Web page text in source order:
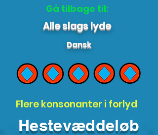
Gå tilbage til:
Alle slags lyde
Dansk
Flere konsonanter i forlyd
Hestevæddeløb